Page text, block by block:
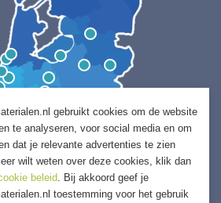
gebruikt cookies om de website
te analyseren, voor social media en om
dat je relevante advertenties te zien
wilt weten over deze cookies, klik dan
beleid. Bij akkoord geef je
toestemming voor het gebruik